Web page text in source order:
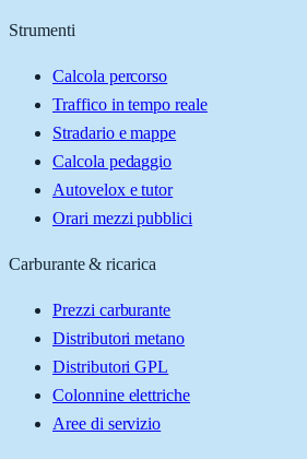
Strumenti
Calcola percorso
Traffico in tempo reale
Stradario e mappe
Calcola pedaggio
Autovelox e tutor
Orari mezzi pubblici
Carburante & ricarica
Prezzi carburante
Distributori metano
Distributori GPL
Colonnine elettriche
Aree di servizio